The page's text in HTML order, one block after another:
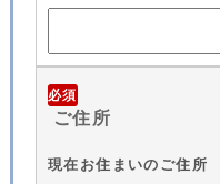
必須
ご住所
現在お住まいのご住所